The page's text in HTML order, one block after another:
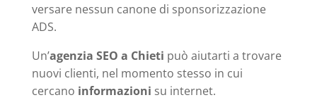
versare nessun canone di sponsorizzazione
ADS.
Un’agenzia SEO a Chieti può aiutarti a trovare
nuovi clienti, nel momento stesso in cui
cercano informazioni su internet.